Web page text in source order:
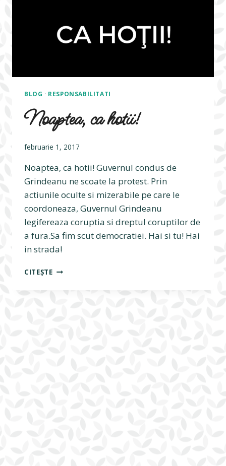
BLOG · RESPONSABILITATI
Noaptea, ca hotii!
februarie 1, 2017
Noaptea, ca hotii! Guvernul condus de
Grindeanu ne scoate la protest. Prin
actiunile oculte si mizerabile pe care le
coordoneaza, Guvernul Grindeanu
legifereaza coruptia si dreptul coruptilor de
a fura.Sa fim scut democratiei. Hai si tu! Hai
in strada!
CITEȘTENOAPTEA,
HOTII!